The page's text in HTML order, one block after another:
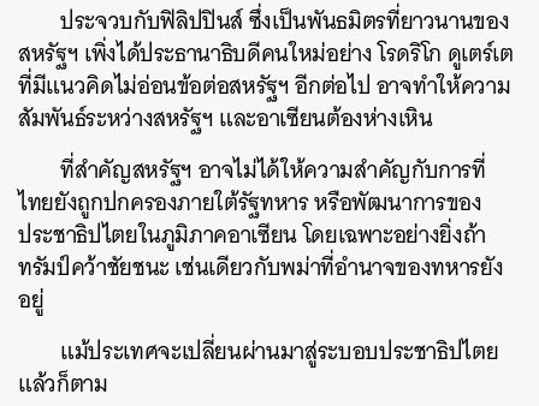
ประจวบกับฟิลิปปินส์ ซึ่งเป็นพันธมิตรที่ยาวนานของ
สหรัฐฯ เพิ่งได้ประธานาธิบดีคนใหม่อย่าง โรดริโก ดูเตร์เต
ที่มีแนวคิดไม่อ่อนข้อต่อสหรัฐฯ อีกต่อไป อาจทำให้ความ
สัมพันธ์ระหว่างสหรัฐฯ และอาเซียนต้องห่างเหิน
ที่สำคัญสหรัฐฯ อาจไม่ได้ให้ความสำคัญกับการที่
ไทยยังถูกปกครองภายใต้รัฐทหาร หรือพัฒนาการของ
ประชาธิปไตยในภูมิภาคอาเซียน โดยเฉพาะอย่างยิ่งถ้า
ทรัมป์คว้าชัยชนะ เช่นเดียวกับพม่าที่อำนาจของทหารยัง
อยู่
แม้ประเทศจะเปลี่ยนผ่านมาสู่ระบอบประชาธิปไตย
แล้วก็ตาม